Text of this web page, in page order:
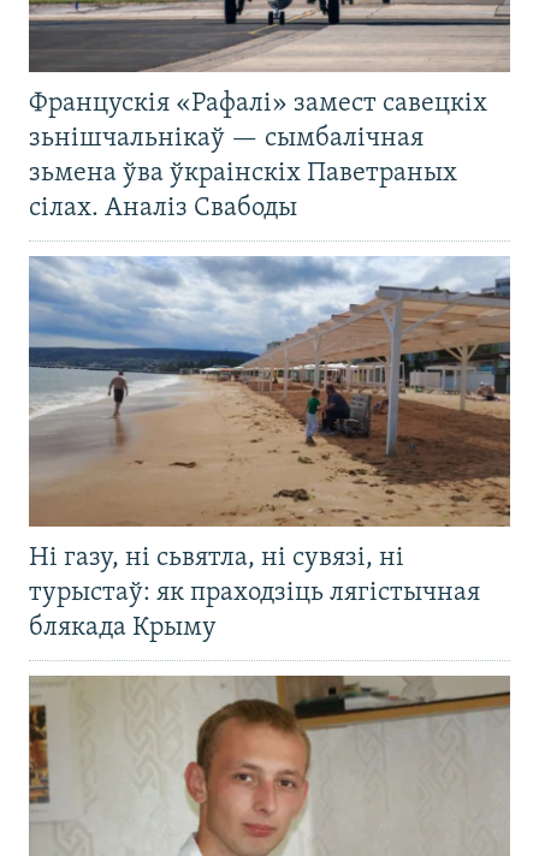
Францускія «Рафалі» замест савецкіх
зьнішчальнікаў — сымбалічная
зьмена ўва ўкраінскіх Паветраных
сілах. Аналіз Свабоды
Ні газу, ні сьвятла, ні сувязі, ні
турыстаў: як праходзіць лягістычная
блякада Крыму